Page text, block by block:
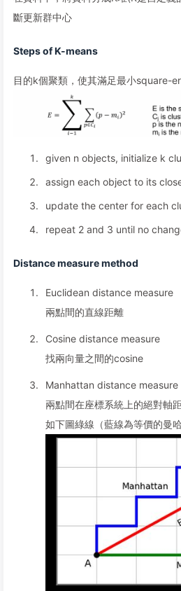
斷更新群中心
Steps of K-means
目的k個聚類，使其滿足最小square-
given n objects, initialize k
assign each object to its
update the center for each
repeat 2 and 3 until no
Distance measure method
Euclidean distance measure
兩點間的直線距離
Cosine distance measure
找兩向量之間的cosine
Manhattan distance measure
兩點間在座標系統上的絕對軸
如下圖綠線（藍線為等價的曼哈